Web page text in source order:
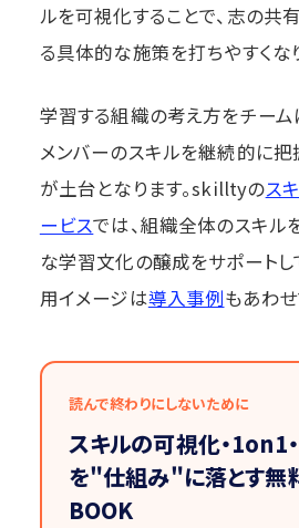
ルを可視化することで、志の共
る具体的な施策を打ちやすくな
学習する組織の考え方をチーム
メンバーのスキルを継続的に把
が土台となります。skilltyのス
ービスでは、組織全体のスキル
な学習文化の醸成をサポートし
用イメージは導入事例もあわせ
読んで終わりにしないために
スキルの可視化・1on1
を"仕組み"に落とす無
BOOK